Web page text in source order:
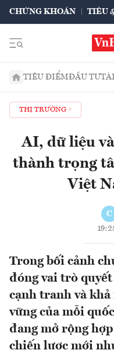
CHỨNG KHOÁN TIÊU
TIÊU ĐIỂMĐẦU TƯ
THỊ TRƯỜNG
AI, dữ liệu
thành trọng
Việt
C
Trong bối cảnh
đóng vai trò
cạnh tranh và
vững của mỗi
đang mở rộng
chiến lược mới